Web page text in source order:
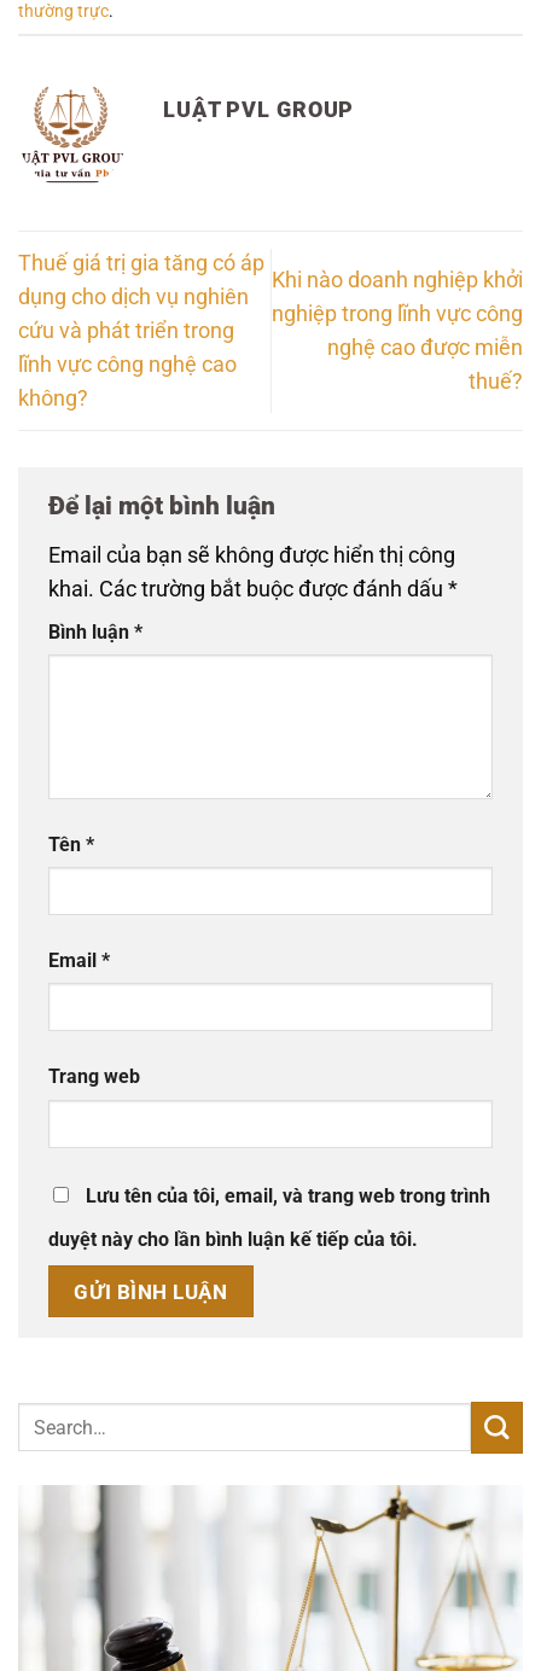
thường trực.
LUẬT PVL GROUP
Thuế giá trị gia tăng có áp
dụng cho dịch vụ nghiên
cứu và phát triển trong
lĩnh vực công nghệ cao
không?
Khi nào doanh nghiệp khởi
nghiệp trong lĩnh vực công
nghệ cao được miễn
thuế?
Để lại một bình luận
Email của bạn sẽ không được hiển thị công
khai. Các trường bắt buộc được đánh dấu *
Bình luận *
Tên *
Email *
Trang web
Lưu tên của tôi, email, và trang web trong trình
duyệt này cho lần bình luận kế tiếp của tôi.